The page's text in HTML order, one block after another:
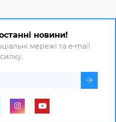
новини!
мережі та e-mail